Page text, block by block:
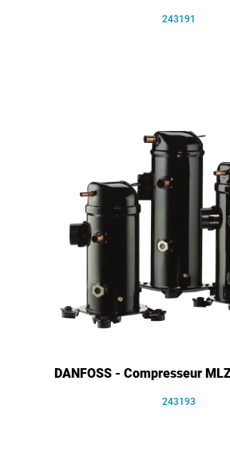
243191
DANFOSS - Compresseur
243193